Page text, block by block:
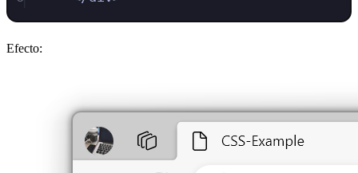
Efecto: